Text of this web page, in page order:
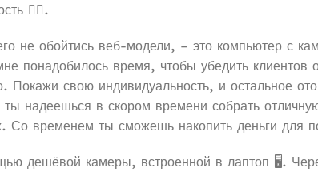
💁‍♀️.
не обойтись веб-модели, – это компьютер с
понадобилось время, чтобы убедить клиентов
свою индивидуальность, и остальное
надеешься в скором времени собрать
временем ты сможешь накопить деньги для
дешёвой камеры, встроенной в лаптоп 🖥️.